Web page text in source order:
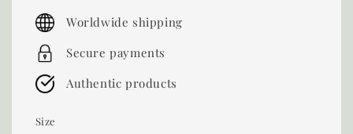
price
Worldwide shipping
Secure payments
Authentic products
Size